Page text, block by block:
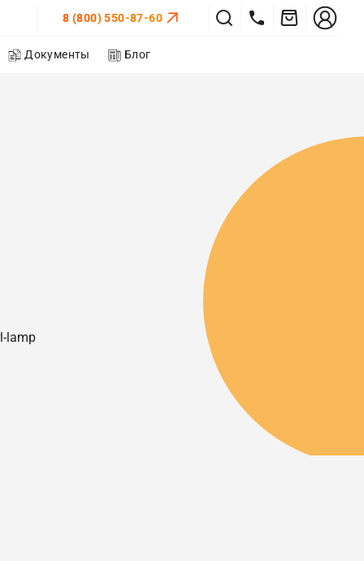
8 (800) 550-87-60
Документы Блог